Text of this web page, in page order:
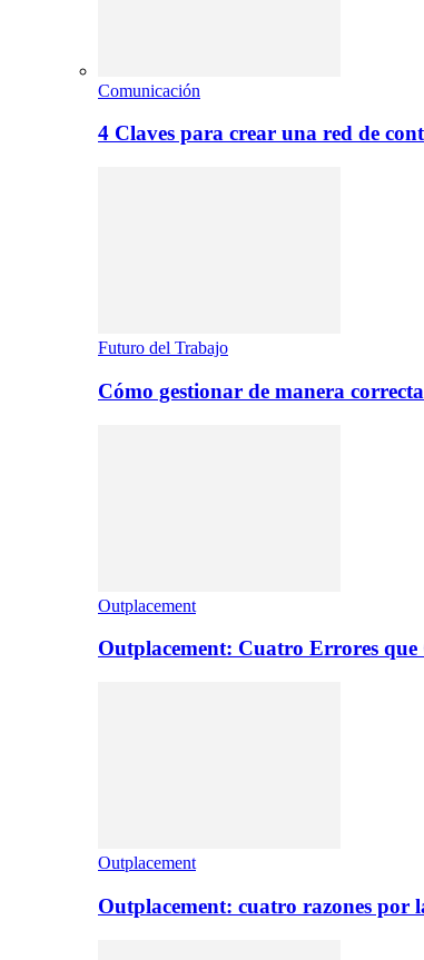
Comunicación
4 Claves para crear una red de
Futuro del Trabajo
Cómo gestionar de manera
Outplacement
Outplacement: Cuatro Errores
Outplacement
Outplacement: cuatro razones por